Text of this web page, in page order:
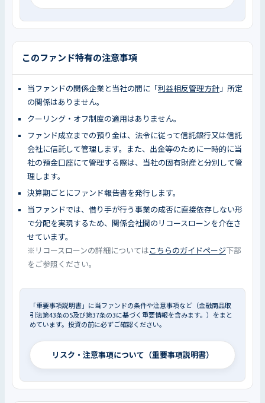
このファンド特有の注意事項
当ファンドの関係企業と当社の間に「 利益相反管理方針 」所定
の関係はありません。
クーリング・オフ制度の適用はありません。
ファンド成立までの預り金は、法令に従って信託銀行又は信託
会社に信託して管理します。また、出金等のために一時的に当
社の預金口座にて管理する際は、当社の固有財産と分別して管
理します。
決算期ごとにファンド報告書を発行します。
当ファンドでは、借り手が行う事業の成否に直接依存しない形
で分配を実現するため、関係会社間のリコースローンを介在さ
せています。
※リコースローンの詳細については こちらのガイドページ下部
をご参照ください。
「重要事項説明書」に当ファンドの条件や注意事項など（金融商品取
引法第43条の5及び第37条の3に基づく重要情報を含みます。）をまと
めています。投資の前に必ずご確認ください。
リスク・注意事項について（重要事項説明書）